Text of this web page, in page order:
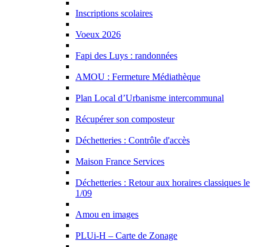
Inscriptions scolaires
Voeux 2026
Fapi des Luys : randonnées
AMOU : Fermeture Médiathèque
Plan Local d’Urbanisme intercommunal
Récupérer son composteur
Déchetteries : Contrôle d'accès
Maison France Services
Déchetteries : Retour aux horaires classiques le
1/09
Amou en images
PLUi-H – Carte de Zonage